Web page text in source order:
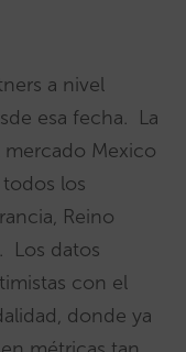
a nivel
esa fecha. La
Mexico
los
Reino
Los datos
con el
donde ya